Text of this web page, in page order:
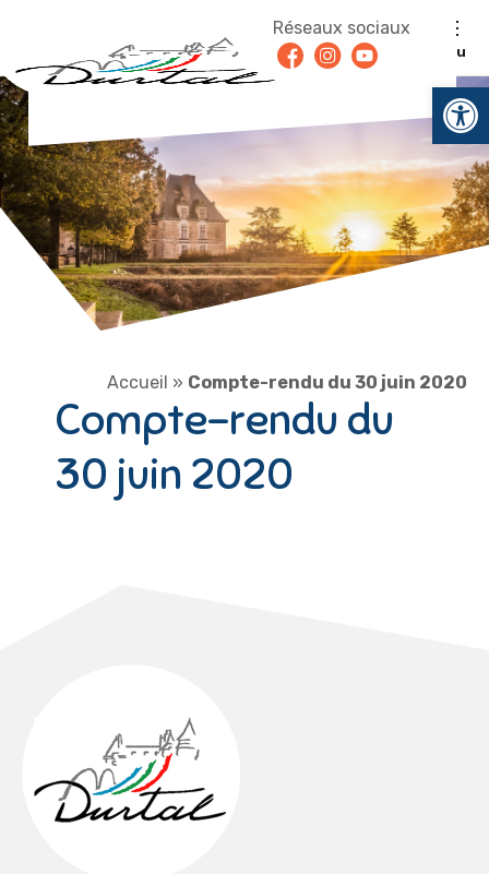
Menu
Réseaux sociaux
FacebookInstagram
Youtube
Accueil » Compte-rendu du 30 juin 2020
Compte-rendu du
30 juin 2020